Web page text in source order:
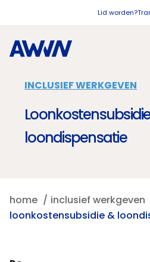
Lid worden?
INCLUSIEF WERKGEVEN
loondispensatie
home
inclusief werkgeven
loonkostensubsidie &